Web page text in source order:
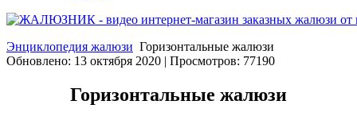
Энциклопедия жалюзи Горизонтальные жалюзи
Обновлено: 13 октября 2020 | Просмотров: 77190
Горизонтальные жалюзи